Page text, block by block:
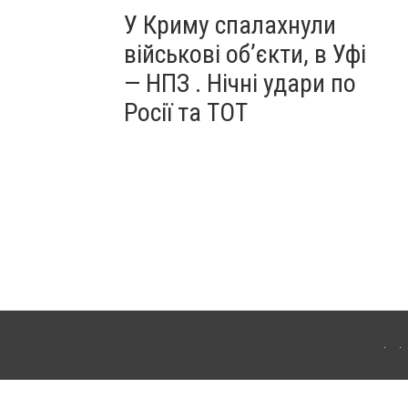
У Криму спалахнули
військові об’єкти, в Уфі
— НПЗ . Нічні удари по
Росії та ТОТ